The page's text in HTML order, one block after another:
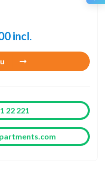
incl.
22 221